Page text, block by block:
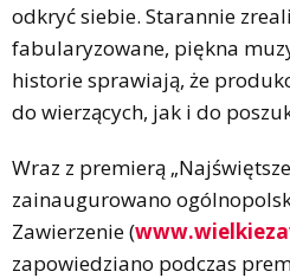
odkryć siebie. Starannie
fabularyzowane, piękna
historie sprawiają, że
do wierzących, jak i do
Wraz z premierą
zainaugurowano
Zawierzenie (
zapowiedziano podczas